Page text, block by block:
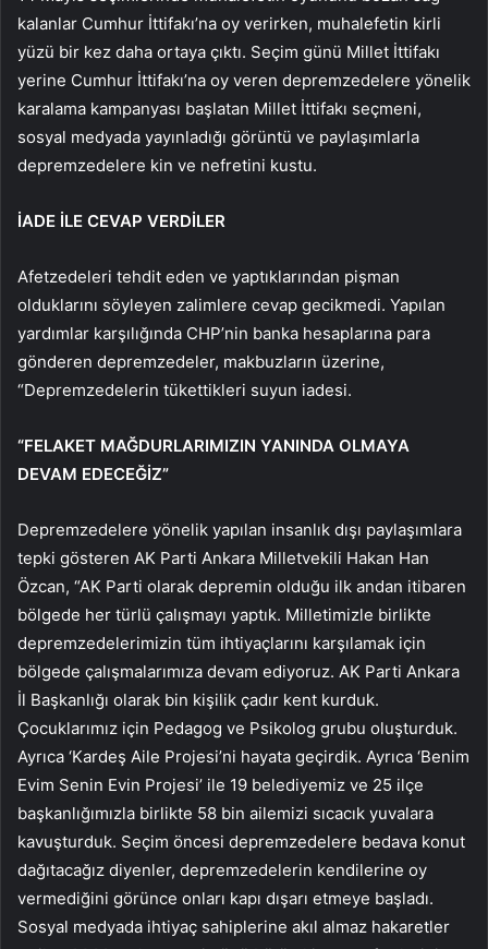
kalanlar Cumhur İttifakı’na oy verirken, muhalefetin kirli
yüzü bir kez daha ortaya çıktı. Seçim günü Millet İttifakı
yerine Cumhur İttifakı’na oy veren depremzedelere yönelik
karalama kampanyası başlatan Millet İttifakı seçmeni,
sosyal medyada yayınladığı görüntü ve paylaşımlarla
depremzedelere kin ve nefretini kustu.
İADE İLE CEVAP VERDİLER
Afetzedeleri tehdit eden ve yaptıklarından pişman
olduklarını söyleyen zalimlere cevap gecikmedi. Yapılan
yardımlar karşılığında CHP’nin banka hesaplarına para
gönderen depremzedeler, makbuzların üzerine,
“Depremzedelerin tükettikleri suyun iadesi.
“FELAKET MAĞDURLARIMIZIN YANINDA OLMAYA
DEVAM EDECEĞİZ”
Depremzedelere yönelik yapılan insanlık dışı paylaşımlara
tepki gösteren AK Parti Ankara Milletvekili Hakan Han
Özcan, “AK Parti olarak depremin olduğu ilk andan itibaren
bölgede her türlü çalışmayı yaptık. Milletimizle birlikte
depremzedelerimizin tüm ihtiyaçlarını karşılamak için
bölgede çalışmalarımıza devam ediyoruz. AK Parti Ankara
İl Başkanlığı olarak bin kişilik çadır kent kurduk.
Çocuklarımız için Pedagog ve Psikolog grubu oluşturduk.
Ayrıca ‘Kardeş Aile Projesi’ni hayata geçirdik. Ayrıca ‘Benim
Evim Senin Evin Projesi’ ile 19 belediyemiz ve 25 ilçe
başkanlığımızla birlikte 58 bin ailemizi sıcacık yuvalara
kavuşturduk. Seçim öncesi depremzedelere bedava konut
dağıtacağız diyenler, depremzedelerin kendilerine oy
vermediğini görünce onları kapı dışarı etmeye başladı.
Sosyal medyada ihtiyaç sahiplerine akıl almaz hakaretler